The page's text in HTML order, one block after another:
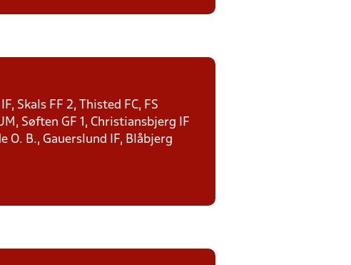
Skals FF 2, Thisted FC, FS
Søften GF 1, Christiansbjerg IF
O. B., Gauerslund IF, Blåbjerg